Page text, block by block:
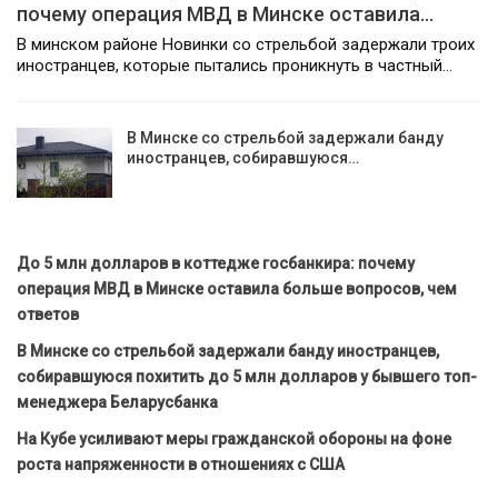
почему операция МВД в Минске оставила…
В минском районе Новинки со стрельбой задержали троих
иностранцев, которые пытались проникнуть в частный…
В Минске со стрельбой задержали банду
иностранцев, собиравшуюся…
До 5 млн долларов в коттедже госбанкира: почему
операция МВД в Минске оставила больше вопросов, чем
ответов
В Минске со стрельбой задержали банду иностранцев,
собиравшуюся похитить до 5 млн долларов у бывшего топ-
менеджера Беларусбанка
На Кубе усиливают меры гражданской обороны на фоне
роста напряженности в отношениях с США